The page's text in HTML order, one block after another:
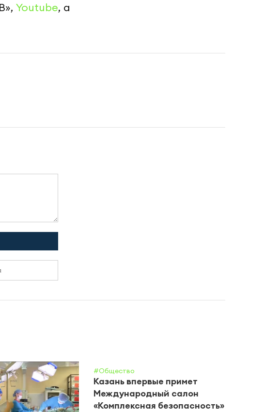
Youtube, а
#Общество
Казань впервые примет
Международный салон
«Комплексная безопасность»